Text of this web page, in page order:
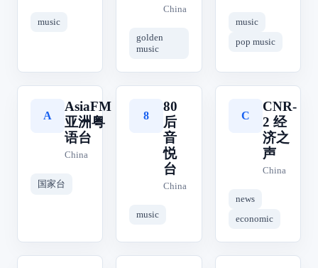
music
China
golden
music
music
pop music
A
AsiaFM
亚洲粤
语台
China
国家台
8
80
后
音
悦
台
China
music
C
CNR-
2 经
济之
声
China
news
economic